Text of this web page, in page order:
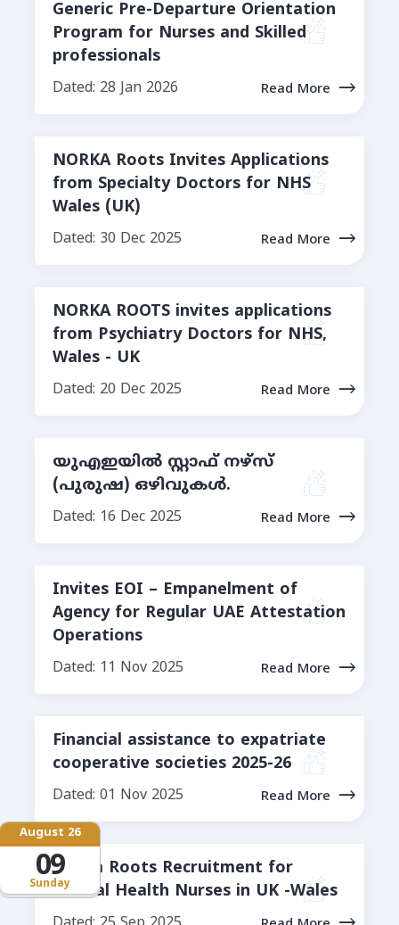
Sunday
August 26
09
Generic Pre-Departure Orientation
Program for Nurses and Skilled
professionals
Dated: 28 Jan 2026 Read More
NORKA Roots Invites Applications
from Specialty Doctors for NHS
Wales (UK)
Dated: 30 Dec 2025 Read More
NORKA ROOTS invites applications
from Psychiatry Doctors for NHS,
Wales - UK
Dated: 20 Dec 2025 Read More
യുഎഇയിൽ സ്റ്റാഫ് നഴ്‌സ്
(പുരുഷ) ഒഴിവുകൾ.
Dated: 16 Dec 2025 Read More
Invites EOI – Empanelment of
Agency for Regular UAE Attestation
Operations
Dated: 11 Nov 2025 Read More
Financial assistance to expatriate
cooperative societies 2025-26
Dated: 01 Nov 2025 Read More
Norka Roots Recruitment for
Mental Health Nurses in UK -Wales